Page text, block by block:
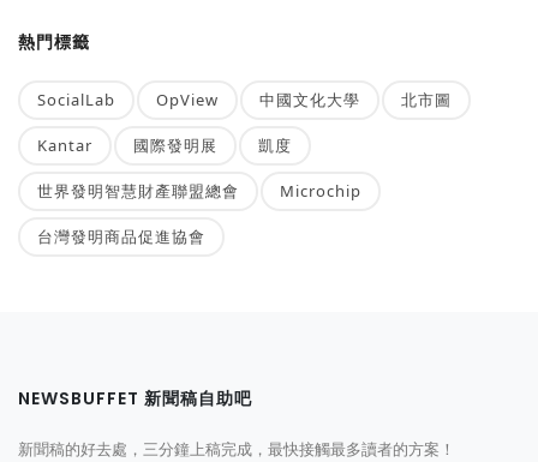
熱門標籤
SocialLab OpView 中國文化大學 北市圖
Kantar 國際發明展 凱度
世界發明智慧財產聯盟總會 Microchip
台灣發明商品促進協會
NEWSBUFFET 新聞稿自助吧
新聞稿的好去處，三分鐘上稿完成，最快接觸最多讀者的方案！